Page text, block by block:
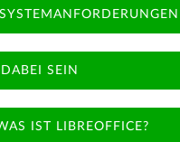
SYSTEMANFORDERUNGEN
DABEI SEIN
IST LIBREOFFICE?